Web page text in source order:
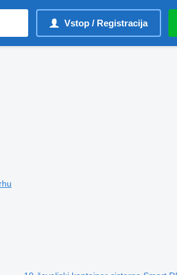
Vstop / Registracija